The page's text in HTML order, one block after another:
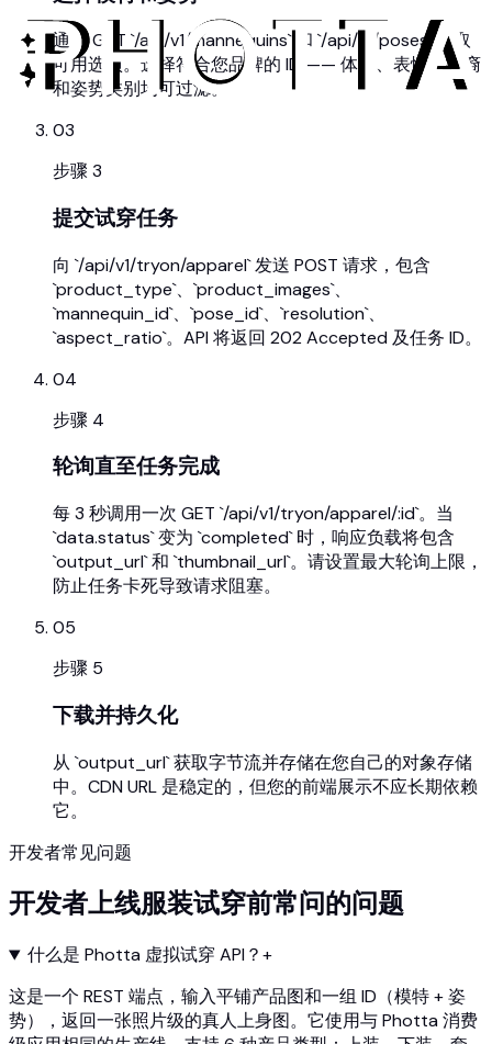
通过 GET `/api/v1/mannequins` 和 `/api/v1/poses` 获取
可用选项。选择符合您品牌的 ID —— 体型、表情、族裔
和姿势类别均可过滤。
03
步骤 3
提交试穿任务
向 `/api/v1/tryon/apparel` 发送 POST 请求，包含
`product_type`、`product_images`、
`mannequin_id`、`pose_id`、`resolution`、
`aspect_ratio`。API 将返回 202 Accepted 及任务 ID。
04
步骤 4
轮询直至任务完成
每 3 秒调用一次 GET `/api/v1/tryon/apparel/:id`。当
`data.status` 变为 `completed` 时，响应负载将包含
`output_url` 和 `thumbnail_url`。请设置最大轮询上限，
防止任务卡死导致请求阻塞。
05
步骤 5
下载并持久化
从 `output_url` 获取字节流并存储在您自己的对象存储
中。CDN URL 是稳定的，但您的前端展示不应长期依赖
它。
开发者常见问题
开发者上线服装试穿前常问的问题
什么是 Photta 虚拟试穿 API？+
这是一个 REST 端点，输入平铺产品图和一组 ID（模特 + 姿
势），返回一张照片级的真人上身图。它使用与 Photta 消费